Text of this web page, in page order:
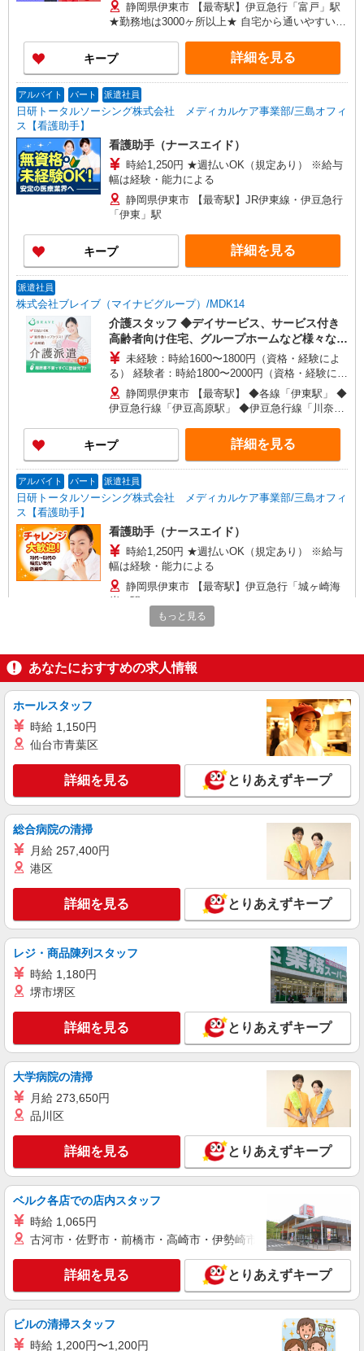
静岡県伊東市 【最寄駅】伊豆急行「富戸」駅
★勤務地は3000ヶ所以上★ 自宅から通いやすいエ
キープ 詳細を見る
アルバイト パート 派遣社員
日研トータルソーシング株式会社 メディカルケア事業部/三島オフィ
ス【看護助手】
看護助手（ナースエイド）
時給1,250円 ★週払いOK（規定あり） ※給与
幅は経験・能力による
静岡県伊東市 【最寄駅】JR伊東線・伊豆急行
「伊東」駅
キープ 詳細を見る
派遣社員
株式会社ブレイブ（マイナビグループ）/MDK14
介護スタッフ ◆デイサービス、サービス付き
高齢者向け住宅、グループホームなど様々な勤
務先から選べます。
未経験：時給1600〜1800円（資格・経験によ
る） 経験者：時給1800〜2000円（資格・経験によ
る） ◎月収例 時給2000円×1日8時間×22日（週5
日）＝35万2000円 ◆昇給あり ◆支払い方法 ※日
払い/週払い/月払い対応も可能です。詳しくは面談
時にご相談ください。 ◆交通費：別途全額支給 ※
当社規定あり
静岡県伊東市 【最寄駅】 ◆各線「伊東駅」 ◆
伊豆急行線「伊豆高原駅」 ◆伊豆急行線「川奈
キープ 詳細を見る
アルバイト パート 派遣社員
日研トータルソーシング株式会社 メディカルケア事業部/三島オフィ
ス【看護助手】
看護助手（ナースエイド）
時給1,250円 ★週払いOK（規定あり） ※給与
幅は経験・能力による
静岡県伊東市 【最寄駅】伊豆急行「城ヶ崎海
岸」駅
アルバイト パート 派遣社員
日研トータルソーシング株式会社 メディカルケア事業部/三島オフィ
ス【看護助手】
時給1,250円 ★週払いOK（規定あり） ※給与
静岡県伊東市 【最寄駅】伊豆急行「南伊東」
駅
キープ 詳細を見る
アルバイト
日研トータルソーシング株式会社 メディカルケア事業部/三島オフィ
未経験・無資格OKの介護スタッフ
時給1,400円〜1,600円 ★週払いOK（規定あ
り） ※給与幅は経験・能力による
静岡県伊東市 【最寄駅】伊豆急行「富戸」駅
★勤務地は3000ヶ所以上★ 自宅から通いやすいエ
リアなど、お好きな勤務地をお選び下さい！！
キープ 詳細を見る
アルバイト パート 派遣社員 紹介予定派遣
日研トータルソーシング株式会社 メディカルケア事業部/三島オフィ
ス
介護スタッフ／資格あり or 経験者
1,450円〜 ◆介護福祉士：時給1,600円〜 ※経験者
は3ヶ月以上 ※給与幅は経験・能力による ★週払
いOK（規定あり）
静岡県伊東市 【最寄駅】伊豆急行「南伊東」
駅 ★勤務地は3000ヶ所以上★ 自宅から通いやす
いエリアなど、お好きな勤務地をお選び下さ
い！！
キープ 詳細を見る
日研トータルソーシング株式会社 メディカルケア事業部/三島オフィ
介護スタッフ／資格あり or 経験者
1,450円〜 ◆介護福祉士：時給1,600円〜 ※経験者
もっと見る
あなたにおすすめの求人情報
ホールスタッフ
時給 1,150円
仙台市青葉区
詳細を見る とりあえずキープ
総合病院の清掃
月給 257,400円
港区
詳細を見る とりあえずキープ
レジ・商品陳列スタッフ
時給 1,180円
堺市堺区
詳細を見る とりあえずキープ
大学病院の清掃
月給 273,650円
品川区
詳細を見る とりあえずキープ
ベルク各店での店内スタッフ
時給 1,065円
古河市・佐野市・前橋市・高崎市・伊勢崎市・太田市・館林市
詳細を見る とりあえずキープ
ビルの清掃スタッフ
時給 1,200円〜1,200円